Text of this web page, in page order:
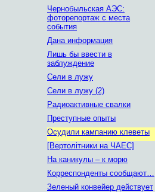
Чернобыльская АЭС:
фоторепортаж с места
события
Дана информация
Лишь бы ввести в
заблуждение
Сели в лужу
Сели в лужу (2)
Радиоактивные свалки
Преступные опыты
Осудили кампанию клеветы
[Вертолітники на ЧАЕС]
На каникулы – к морю
Корреспонденты сообщают…
Зеленый конвейер действует